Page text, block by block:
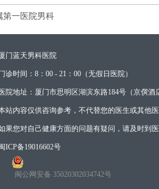
第一医院男科
门蓝天男科医院
诊时间：8：00 - 21：00（无假日医院）
院地址：厦门市思明区湖滨东路184号（京僎酒
站内容仅供咨询参考，不代替您的医生或其他
果您对自己健康方面的问题有疑问，请及时到医
ICP备19016602号
闽公网安备 35020302034742号